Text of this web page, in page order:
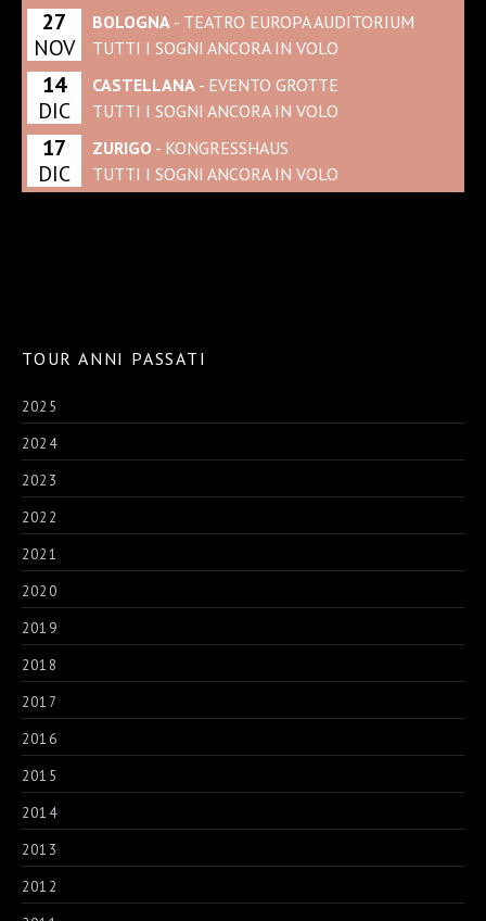
27
NOV
BOLOGNA - TEATRO EUROPA AUDITORIUM
TUTTI I SOGNI ANCORA IN VOLO
14
DIC
CASTELLANA - EVENTO GROTTE
TUTTI I SOGNI ANCORA IN VOLO
17
DIC
ZURIGO - KONGRESSHAUS
TUTTI I SOGNI ANCORA IN VOLO
TOUR ANNI PASSATI
2025
2024
2023
2022
2021
2020
2019
2018
2017
2016
2015
2014
2013
2012